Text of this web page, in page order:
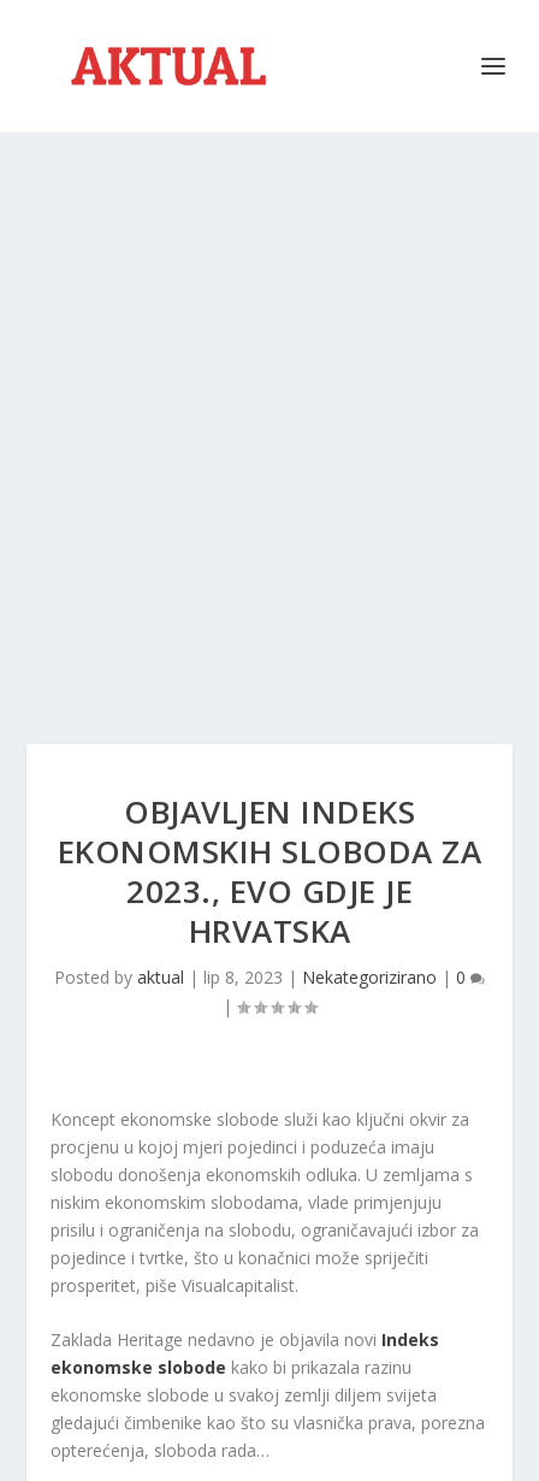
OBJAVLJEN INDEKS
EKONOMSKIH SLOBODA ZA
2023., EVO GDJE JE
HRVATSKA
Posted by aktual | lip 8, 2023 | Nekategorizirano | 0
|
Koncept ekonomske slobode služi kao ključni okvir za
procjenu u kojoj mjeri pojedinci i poduzeća imaju
slobodu donošenja ekonomskih odluka. U zemljama s
niskim ekonomskim slobodama, vlade primjenjuju
prisilu i ograničenja na slobodu, ograničavajući izbor za
pojedince i tvrtke, što u konačnici može spriječiti
prosperitet, piše Visualcapitalist.
Zaklada Heritage nedavno je objavila novi Indeks
ekonomske slobode kako bi prikazala razinu
ekonomske slobode u svakoj zemlji diljem svijeta
gledajući čimbenike kao što su vlasnička prava, porezna
opterećenja, sloboda rada…